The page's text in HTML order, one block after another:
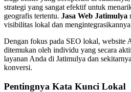
strategi yang sangat efektif untuk
geografis tertentu. Jasa Web Jatimulya
visibilitas lokal dan
Dengan fokus pada SEO lokal, website
ditemukan oleh individu yang secara
layanan Anda di Jatimulya dan
konversi.
Pentingnya Kata Kunci Lokal